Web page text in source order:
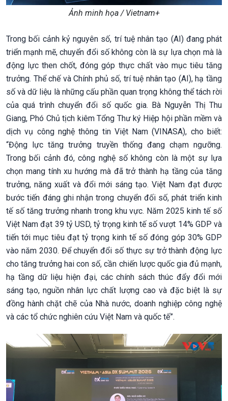
Ảnh minh họa / Vietnam+
Trong bối cảnh kỷ nguyên số, trí tuệ nhân tạo (AI) đang phát
triển mạnh mẽ, chuyển đổi số không còn là sự lựa chọn mà là
động lực then chốt, đóng góp thực chất vào mục tiêu tăng
trưởng. Thể chế và Chính phủ số, trí tuệ nhân tạo (AI), hạ tầng
số và dữ liệu là những cấu phần quan trọng không thể tách rời
của quá trình chuyển đổi số quốc gia. Bà Nguyễn Thị Thu
Giang, Phó Chủ tịch kiêm Tổng Thư ký Hiệp hội phần mềm và
dịch vụ công nghệ thông tin Việt Nam (VINASA), cho biết:
“Động lực tăng trưởng truyền thống đang chạm ngưỡng.
Trong bối cảnh đó, công nghệ số không còn là một sự lựa
chọn mang tính xu hướng mà đã trở thành hạ tầng của tăng
trưởng, năng xuất và đổi mới sáng tạo. Việt Nam đạt được
bước tiến đáng ghi nhận trong chuyển đối số, phát triển kinh
tế số tăng trưởng nhanh trong khu vực. Năm 2025 kinh tế số
Việt Nam đạt 39 tỷ USD, tỷ trọng kinh tế số vượt 14% GDP và
tiến tới mục tiêu đạt tỷ trọng kinh tế số đóng góp 30% GDP
vào năm 2030. Để chuyển đổi số thực sự trở thành động lực
cho tăng trưởng hai con số, cần chiến lược quốc gia đủ mạnh,
hạ tầng dữ liệu hiện đại, các chính sách thúc đẩy đổi mới
sáng tạo, nguồn nhân lực chất lượng cao và đặc biệt là sự
đồng hành chặt chẽ của Nhà nước, doanh nghiệp công nghệ
và các tổ chức nghiên cứu Việt Nam và quốc tế”.